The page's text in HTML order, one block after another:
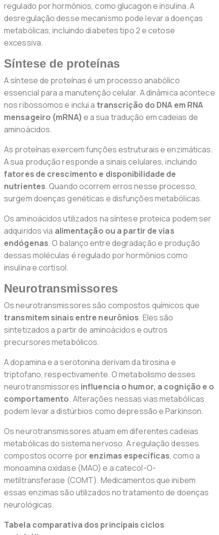
regulado por hormônios, como glucagon e insulina. A
desregulação desse mecanismo pode levar a doenças
metabólicas, incluindo diabetes tipo 2 e cetose
excessiva.
Síntese de proteínas
A síntese de proteínas é um processo anabólico
essencial para a manutenção celular. A dinâmica acontece
nos ribossomos e inclui a transcrição do DNA em RNA
mensageiro (mRNA) e a sua tradução em cadeias de
aminoácidos.
As proteínas exercem funções estruturais e enzimáticas.
A sua produção responde a sinais celulares, incluindo
fatores de crescimento e disponibilidade de
nutrientes. Quando ocorrem erros nesse processo,
surgem doenças genéticas e disfunções metabólicas.
Os aminoácidos utilizados na síntese proteica podem ser
adquiridos via alimentação ou a partir de vias
endógenas. O balanço entre degradação e produção
dessas moléculas é regulado por hormônios como
insulina e cortisol.
Neurotransmissores
Os neurotransmissores são compostos químicos que
transmitem sinais entre neurônios. Eles são
sintetizados a partir de aminoácidos e outros
precursores metabólicos.
A dopamina e a serotonina derivam da tirosina e
triptofano, respectivamente. O metabolismo desses
neurotransmissores influencia o humor, a cognição e o
comportamento. Alterações nessas vias metabólicas
podem levar a distúrbios como depressão e Parkinson.
Os neurotransmissores atuam em diferentes cadeias
metabólicas do sistema nervoso. A regulação desses
compostos ocorre porenzimas específicas, como a
monoamina oxidase (MAO) e a catecol-O-
metiltransferase (COMT). Medicamentos que inibem
essas enzimas são utilizados no tratamento de doenças
neurológicas.
Tabela comparativa dos principais ciclos